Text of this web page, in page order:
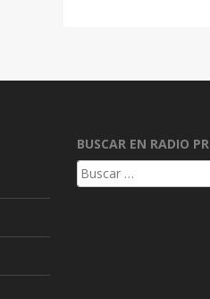
BUSCAR EN RADIO
Buscar: